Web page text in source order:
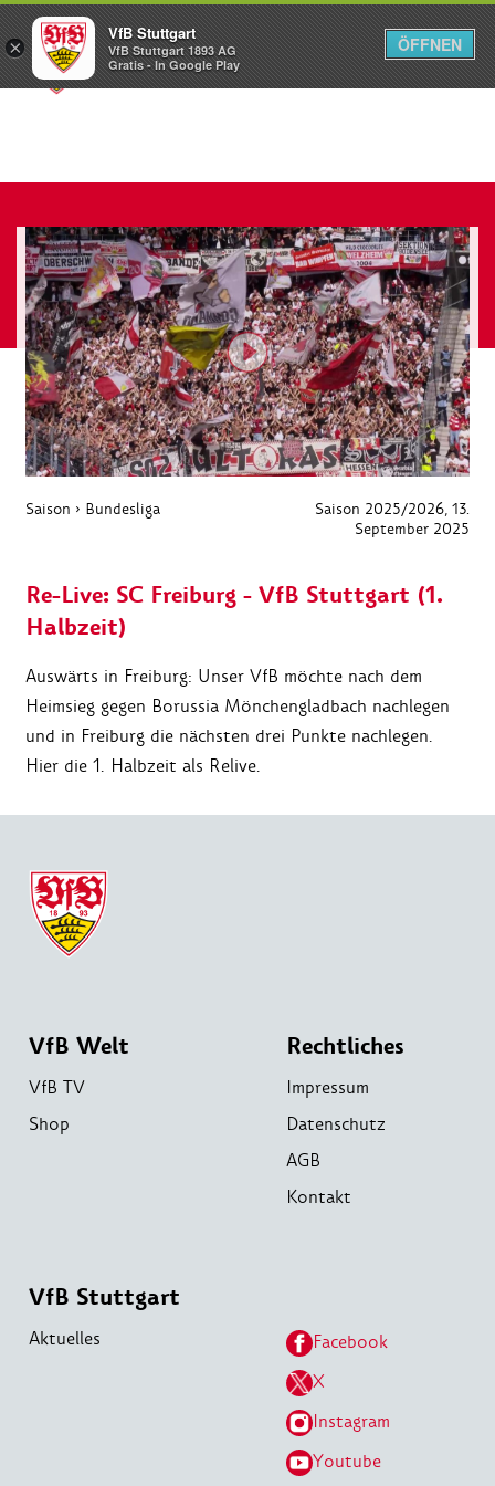
Menü
Saison › Bundesliga Saison 2025/2026, 13.
September 2025
Re-Live: SC Freiburg - VfB Stuttgart (1.
Halbzeit)
Auswärts in Freiburg: Unser VfB möchte nach dem
Heimsieg gegen Borussia Mönchengladbach nachlegen
und in Freiburg die nächsten drei Punkte nachlegen.
Hier die 1. Halbzeit als Relive.
VfB Welt
VfB TV
Shop
Rechtliches
Impressum
Datenschutz
AGB
Kontakt
VfB Stuttgart
Aktuelles
Facebook
X
Instagram
Youtube
×
VfB Stuttgart
VfB Stuttgart 1893 AG
Gratis - In Google Play
ÖFFNEN